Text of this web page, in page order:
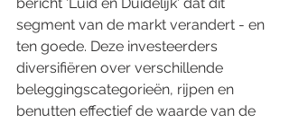
segment van de markt verandert - en
ten goede. Deze investeerders
diversifiëren over verschillende
beleggingscategorieën, rijpen en
benutten effectief de waarde van de